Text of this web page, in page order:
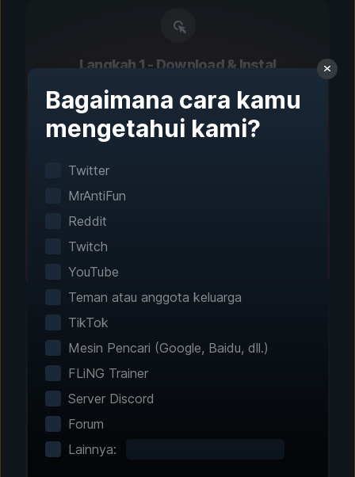
Langkah 1 - Download & Instal
Pengaturan Satu Klik
Deteksi permainan cerdas akan menemukan
game yang terinstal secara otomatis. Tak
Sesuaikan
Permainanmu
Telusuri ratusan peningkatan dan fitur yang
Bagaimana cara kamu
mengetahui kami?
Twitter
MrAntiFun
Reddit
Twitch
YouTube
Teman atau anggota keluarga
TikTok
Mesin Pencari (Google, Baidu, dll.)
FLiNG Trainer
Server Discord
Forum
Lainnya: